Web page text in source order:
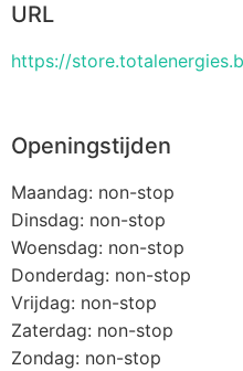
URL
https://
Openingstijden
Maandag: non-stop
Dinsdag: non-stop
Woensdag: non-stop
Donderdag: non-stop
Vrijdag: non-stop
Zaterdag: non-stop
Zondag: non-stop